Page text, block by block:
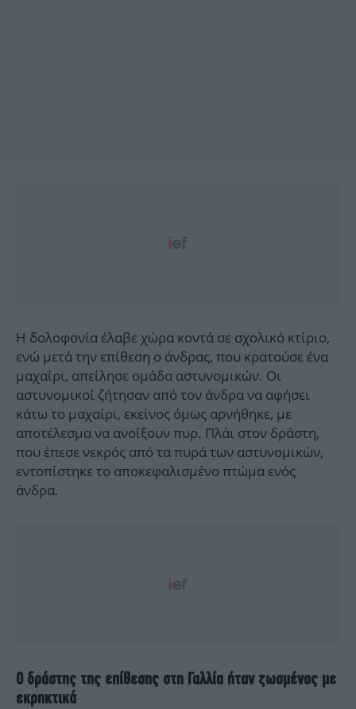
Η δολοφονία έλαβε χώρα κοντά σε σχολικό κτίριο,
ενώ μετά την επίθεση ο άνδρας, που κρατούσε ένα
μαχαίρι, απείλησε ομάδα αστυνομικών. Οι
αστυνομικοί ζήτησαν από τον άνδρα να αφήσει
κάτω το μαχαίρι, εκείνος όμως αρνήθηκε, με
αποτέλεσμα να ανοίξουν πυρ. Πλάι στον δράστη,
που έπεσε νεκρός από τα πυρά των αστυνομικών,
εντοπίστηκε το αποκεφαλισμένο πτώμα ενός
άνδρα.
Ο δράστης της επίθεσης στη Γαλλία ήταν ζωσμένος με
εκρηκτικά